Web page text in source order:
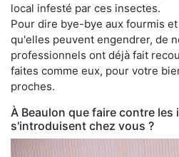
local infesté par ces insectes.
Pour dire bye-bye aux fourmis
qu'elles peuvent engendrer, de
professionnels ont déjà fait
faites comme eux, pour votre
proches.
À Beaulon que faire contre les
s'introduisent chez vous ?